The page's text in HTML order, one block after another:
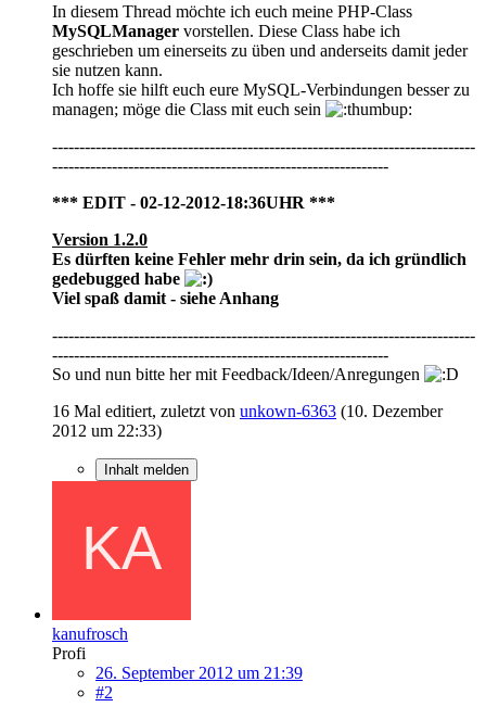
In diesem Thread möchte ich euch meine PHP-Class
MySQLManager vorstellen. Diese Class habe ich
geschrieben um einerseits zu üben und anderseits damit jeder
sie nutzen kann.
Ich hoffe sie hilft euch eure MySQL-Verbindungen besser zu
managen; möge die Class mit euch sein
------------------------------------------------------------------------------
--------------------------------------------------------------
*** EDIT - 02-12-2012-18:36UHR ***
Version 1.2.0
Es dürften keine Fehler mehr drin sein, da ich gründlich
gedebugged habe
Viel spaß damit - siehe Anhang
------------------------------------------------------------------------------
--------------------------------------------------------------
So und nun bitte her mit Feedback/Ideen/Anregungen
16 Mal editiert, zuletzt von unkown-6363 (10. Dezember
2012 um 22:33)
Inhalt melden
kanufrosch
Profi
26. September 2012 um 21:39
#2